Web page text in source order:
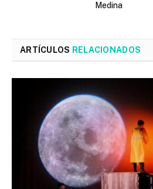
Medina
ARTÍCULOS RELACIONADOS